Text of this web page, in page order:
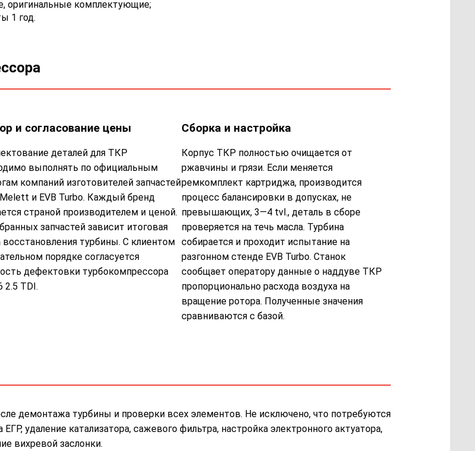
оригинальные комплектующие;
1 год.
и согласование цены
деталей для ТКР
выполнять по официальным
компаний изготовителей запчастей
и EVB Turbo. Каждый бренд
страной производителем и ценой.
запчастей зависит итоговая
турбины. С клиентом
порядке согласуется
дефектовки турбокомпрессора
2.5 TDI.
Сборка и настройка
Корпус ТКР полностью очищается от
ржавчины и грязи. Если меняется
ремкомплект картриджа, производится
процесс балансировки в допусках, не
превышающих, 3—4 tvl., деталь в сборе
проверяется на течь масла. Турбина
собирается и проходит испытание на
разгонном стенде EVB Turbo. Станок
сообщает оператору данные о наддуве ТКР
пропорционально расхода воздуха на
вращение ротора. Полученные значения
сравниваются с базой.
демонтажа турбины и проверки всех элементов. Не исключено, что потребуются
удаление катализатора, сажевого фильтра, настройка электронного актуатора,
вихревой заслонки.